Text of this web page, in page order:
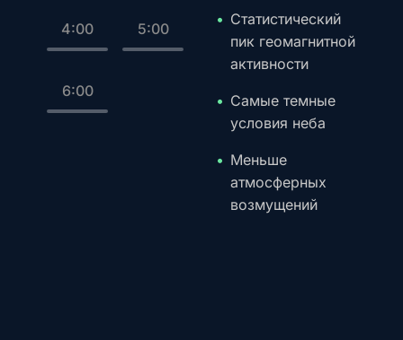
4:00 5:00
6:00
Статистический
пик геомагнитной
активности
Самые темные
условия неба
Меньше
атмосферных
возмущений